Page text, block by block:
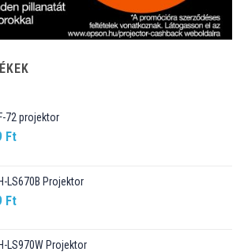
72 projektor
Ft
LS670B Projektor
Ft
LS970W Projektor